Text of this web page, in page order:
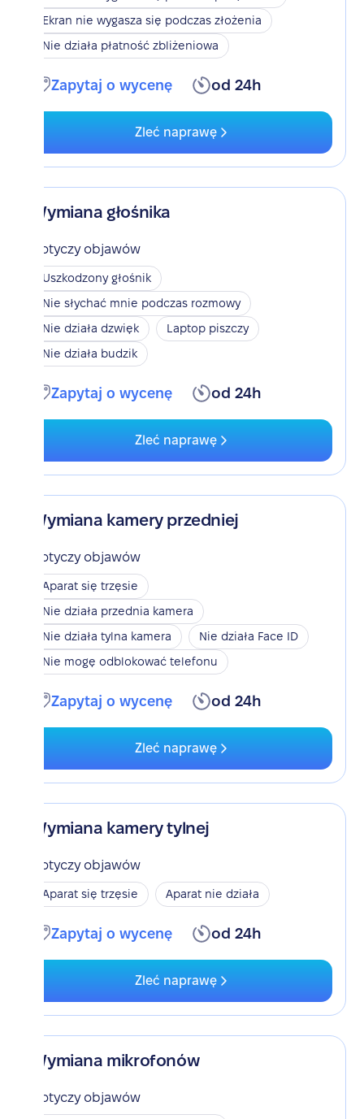
Ekran nie wygasza się podczas złożenia
Nie działa płatność zbliżeniowa
Zapytaj o wycenę od 24h
Zleć naprawę
Wymiana głośnika
Dotyczy objawów
Uszkodzony głośnik
Nie słychać mnie podczas rozmowy
Nie działa dzwięk
Laptop piszczy
Nie działa budzik
Zapytaj o wycenę od 24h
Zleć naprawę
Wymiana kamery przedniej
Dotyczy objawów
Aparat się trzęsie
Nie działa przednia kamera
Nie działa tylna kamera
Nie działa Face ID
Nie mogę odblokować telefonu
Zapytaj o wycenę od 24h
Zleć naprawę
Wymiana kamery tylnej
Dotyczy objawów
Aparat się trzęsie Aparat nie działa
Zapytaj o wycenę od 24h
Zleć naprawę
Wymiana mikrofonów
Dotyczy objawów